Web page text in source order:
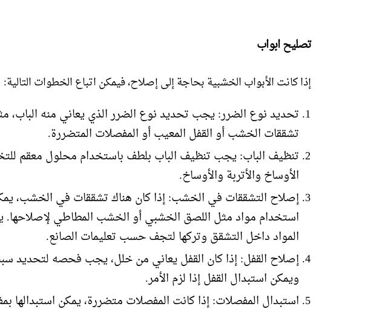
تصليح ابواب
إذا كانت الأبواب الخشبية بحاجة إلى إصلاح، فيمكن اتباع الخطوات التالية:
تحديد نوع الضرر: يجب تحديد نوع الضرر الذي يعاني منه الباب،
تشققات الخشب أو القفل المعيب أو المفصلات المتضررة.
تنظيف الباب: يجب تنظيف الباب بلطف باستخدام محلول معقم
الأوساخ والأتربة والأوساخ.
إصلاح التشققات في الخشب: إذا كان هناك تشققات في الخشب،
استخدام مواد مثل اللصق الخشبي أو الخشب المطاطي
المواد داخل التشقق وتركها لتجف حسب تعليمات الصانع.
إصلاح القفل: إذا كان القفل يعاني من خلل، يجب فحصه لتحديد
ويمكن استبدال القفل إذا لزم الأمر.
استبدال المفصلات: إذا كانت المفصلات متضررة، يمكن استبدالها